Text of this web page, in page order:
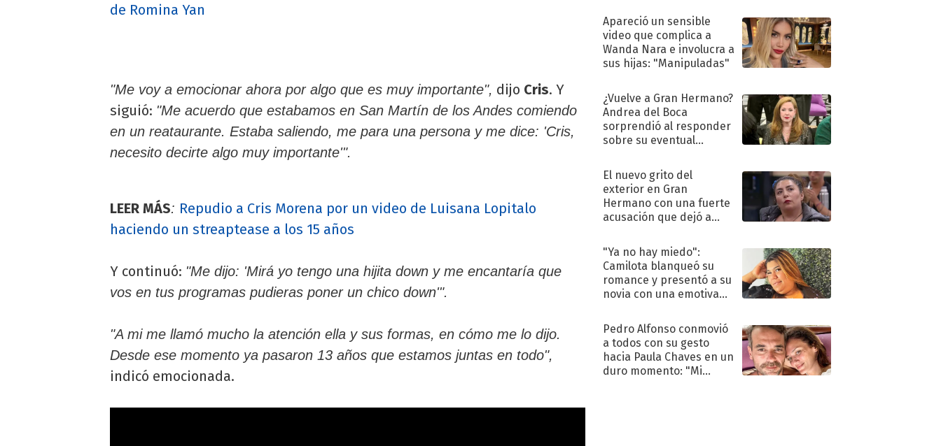
de Romina Yan
"Me voy a emocionar ahora por algo que es muy importante", dijo Cris. Y
siguió: "Me acuerdo que estabamos en San Martín de los Andes comiendo
en un reataurante. Estaba saliendo, me para una persona y me dice: 'Cris,
necesito decirte algo muy importante'".
LEER MÁS: Repudio a Cris Morena por un video de Luisana Lopitalo
haciendo un streaptease a los 15 años
Y continuó: "Me dijo: 'Mirá yo tengo una hijita down y me encantaría que
vos en tus programas pudieras poner un chico down'".
"A mi me llamó mucho la atención ella y sus formas, en cómo me lo dijo.
Desde ese momento ya pasaron 13 años que estamos juntas en todo",
indicó emocionada.
Apareció un sensible
video que complica a
Wanda Nara e involucra a
sus hijas: "Manipuladas"
¿Vuelve a Gran Hermano?
Andrea del Boca
sorprendió al responder
sobre su eventual
El nuevo grito del
exterior en Gran
Hermano con una fuerte
acusación que dejó a
"Traidora"
"Ya no hay miedo":
Camilota blanqueó su
romance y presentó a su
novia con una emotiva
Pedro Alfonso conmovió
a todos con su gesto
hacia Paula Chaves en un
duro momento: "Mi